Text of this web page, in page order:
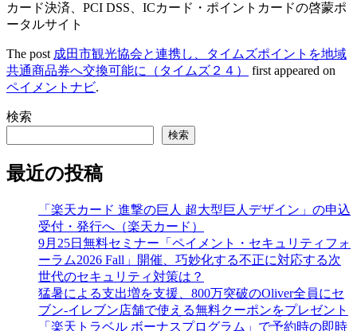
カード決済、PCI DSS、ICカード・ポイントカードの啓蒙ポ
ータルサイト
The post 成田市観光協会と連携し、タイムズポイントを地域
共通商品券へ交換可能に（タイムズ２４）
first appeared on
ペイメントナビ.
検索
検索
最近の投稿
「楽天カード 進撃の巨人 超大型巨人デザイン」の申込
受付・発行へ（楽天カード）
9月25日無料セミナー「ペイメント・セキュリティフォ
ーラム2026 Fall」開催、巧妙化する不正に対応する次
世代のセキュリティ対策は？
猛暑による支出増を支援、800万突破のOliver全員にセ
ブン‐イレブン店舗で使える無料クーポンをプレゼント
「楽天トラベル ボーナスプログラム」で予約時の即時